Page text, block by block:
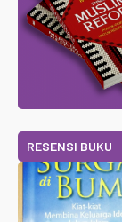
RESENSI BUKU